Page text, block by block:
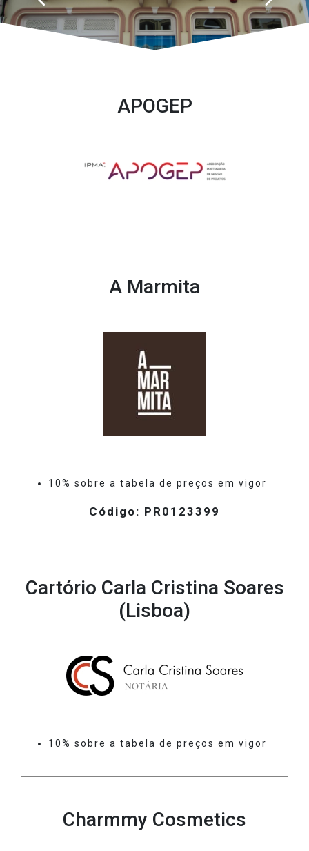
APOGEP
A Marmita
10% sobre a tabela de preços em vigor
Código: PR0123399
Cartório Carla Cristina Soares
(Lisboa)
10% sobre a tabela de preços em vigor
Charmmy Cosmetics